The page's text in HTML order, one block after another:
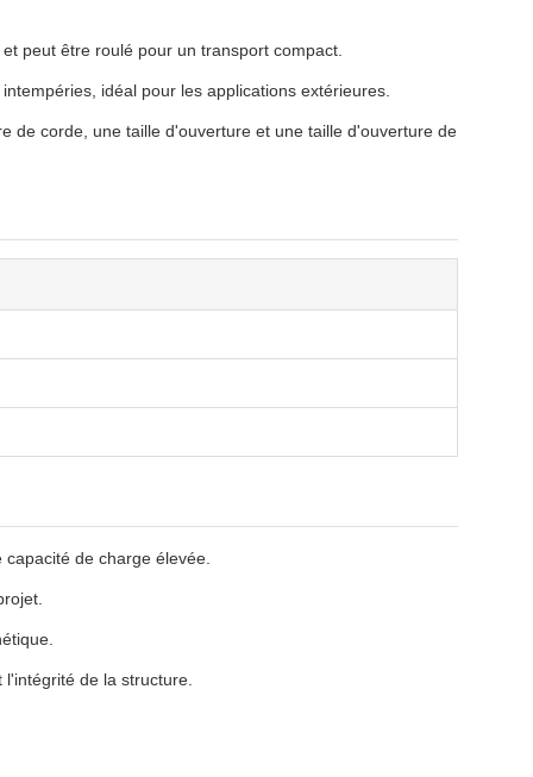
peut être roulé pour un transport compact.
idéal pour les applications extérieures.
de corde, une taille d'ouverture et une taille d'ouverture de
de charge élevée.
de la structure.